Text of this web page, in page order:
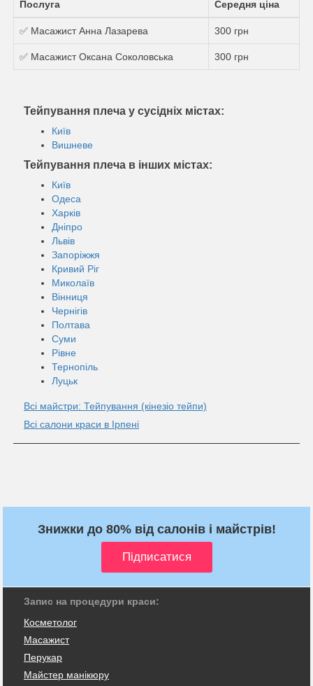
Послуга Середня ціна
✅ Масажист Анна Лазарева 300 грн
✅ Масажист Оксана Соколовська 300 грн
Тейпування плеча у сусідніх містах:
Київ
Вишневе
Тейпування плеча в інших містах:
Київ
Одеса
Харків
Дніпро
Львів
Запоріжжя
Кривий Ріг
Миколаїв
Вінниця
Чернігів
Полтава
Суми
Рівне
Тернопіль
Луцьк
Всі майстри: Тейпування (кінезiо тейпи)
Всі салони краси в Ірпені
Знижки до 80% від салонів і майстрів!
Запис на процедури краси:
Косметолог
Масажист
Перукар
Майстер манікюру